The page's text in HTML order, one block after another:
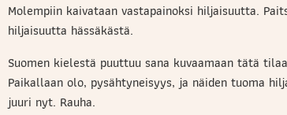
Molempiin kaivataan vastapainoksi hiljaisuutta.
hiljaisuutta hässäkästä.
Suomen kielestä puuttuu sana kuvaamaan tätä
Paikallaan olo, pysähtyneisyys, ja näiden tuoma
juuri nyt. Rauha.